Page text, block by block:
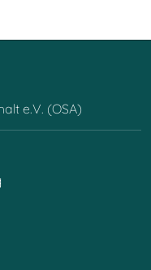
e.V. (OSA)